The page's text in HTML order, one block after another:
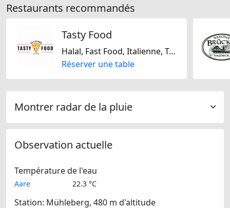
Restaurants recommandés
Tasty Food
Halal, Fast Food, Italienne, Turque
Réserver une table
Montrer radar de la pluie
Observation actuelle
Température de l'eau
Aare 22.3 °C
Station: Mühleberg, 480 m d'altitude